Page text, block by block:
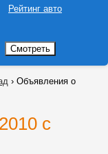
Рейтинг авто
› Объявления о
с